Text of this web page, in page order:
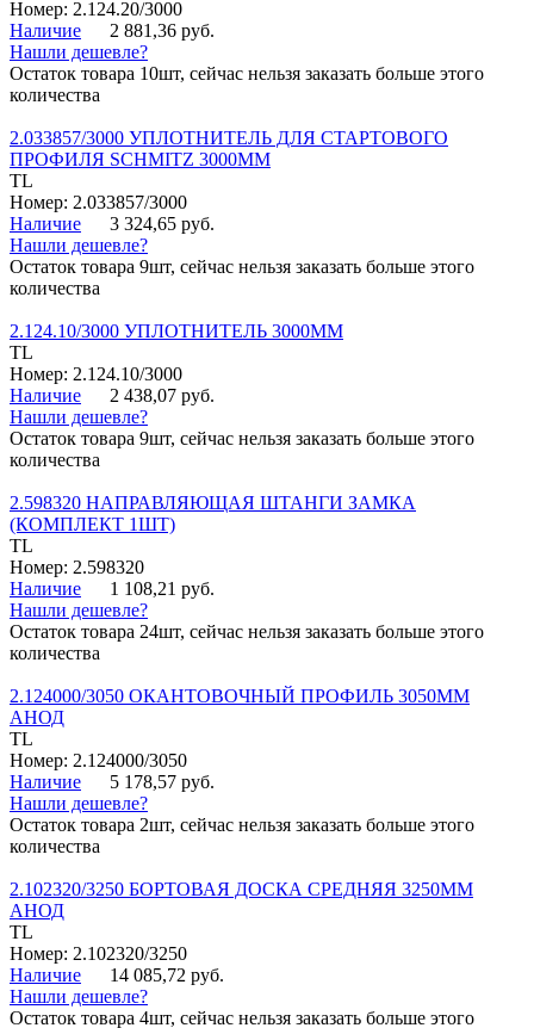
Номер: 2.124.20/3000
Наличие
2 881,36 руб.
Нашли дешевле?
Остаток товара 10шт, сейчас нельзя заказать больше этого
количества
2.033857/3000 УПЛОТНИТЕЛЬ ДЛЯ СТАРТОВОГО
ПРОФИЛЯ SCHMITZ 3000ММ
TL
Номер: 2.033857/3000
Наличие
3 324,65 руб.
Нашли дешевле?
Остаток товара 9шт, сейчас нельзя заказать больше этого
количества
2.124.10/3000 УПЛОТНИТЕЛЬ 3000ММ
TL
Номер: 2.124.10/3000
Наличие
2 438,07 руб.
Нашли дешевле?
Остаток товара 9шт, сейчас нельзя заказать больше этого
количества
2.598320 НАПРАВЛЯЮЩАЯ ШТАНГИ ЗАМКА
(КОМПЛЕКТ 1ШТ)
TL
Номер: 2.598320
Наличие
1 108,21 руб.
Нашли дешевле?
Остаток товара 24шт, сейчас нельзя заказать больше этого
количества
2.124000/3050 ОКАНТОВОЧНЫЙ ПРОФИЛЬ 3050ММ
АНОД
TL
Номер: 2.124000/3050
Наличие
5 178,57 руб.
Нашли дешевле?
Остаток товара 2шт, сейчас нельзя заказать больше этого
количества
2.102320/3250 БОРТОВАЯ ДОСКА СРЕДНЯЯ 3250ММ
АНОД
TL
Номер: 2.102320/3250
Наличие
14 085,72 руб.
Нашли дешевле?
Остаток товара 4шт, сейчас нельзя заказать больше этого